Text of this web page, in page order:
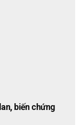
biến chứng